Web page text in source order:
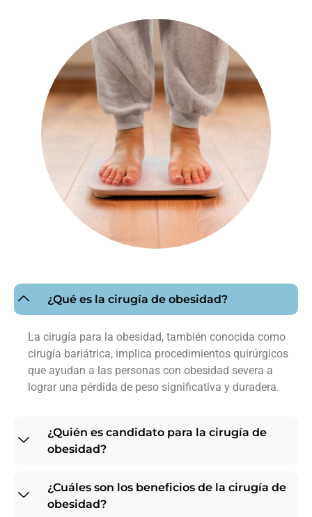
¿Qué es la cirugía de obesidad?
La cirugía para la obesidad, también conocida como
cirugía bariátrica, implica procedimientos quirúrgicos
que ayudan a las personas con obesidad severa a
lograr una pérdida de peso significativa y duradera.
¿Quién es candidato para la cirugía de
obesidad?
¿Cuáles son los beneficios de la cirugía de
obesidad?